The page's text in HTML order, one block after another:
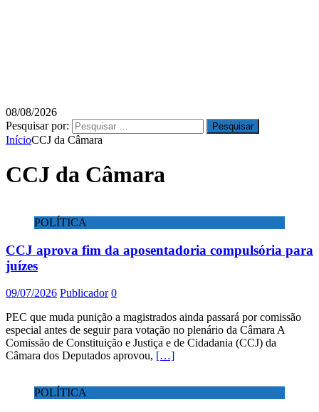
08/08/2026
Pesquisar por:
InícioCCJ da Câmara
CCJ da Câmara
POLÍTICA
CCJ aprova fim da aposentadoria compulsória para
juízes
09/07/2026 Publicador 0
PEC que muda punição a magistrados ainda passará por comissão
especial antes de seguir para votação no plenário da Câmara A
Comissão de Constituição e Justiça e de Cidadania (CCJ) da
Câmara dos Deputados aprovou, […]
POLÍTICA